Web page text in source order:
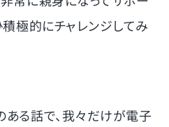
積極的にチャレンジしてみ
る話で、我々だけが電子